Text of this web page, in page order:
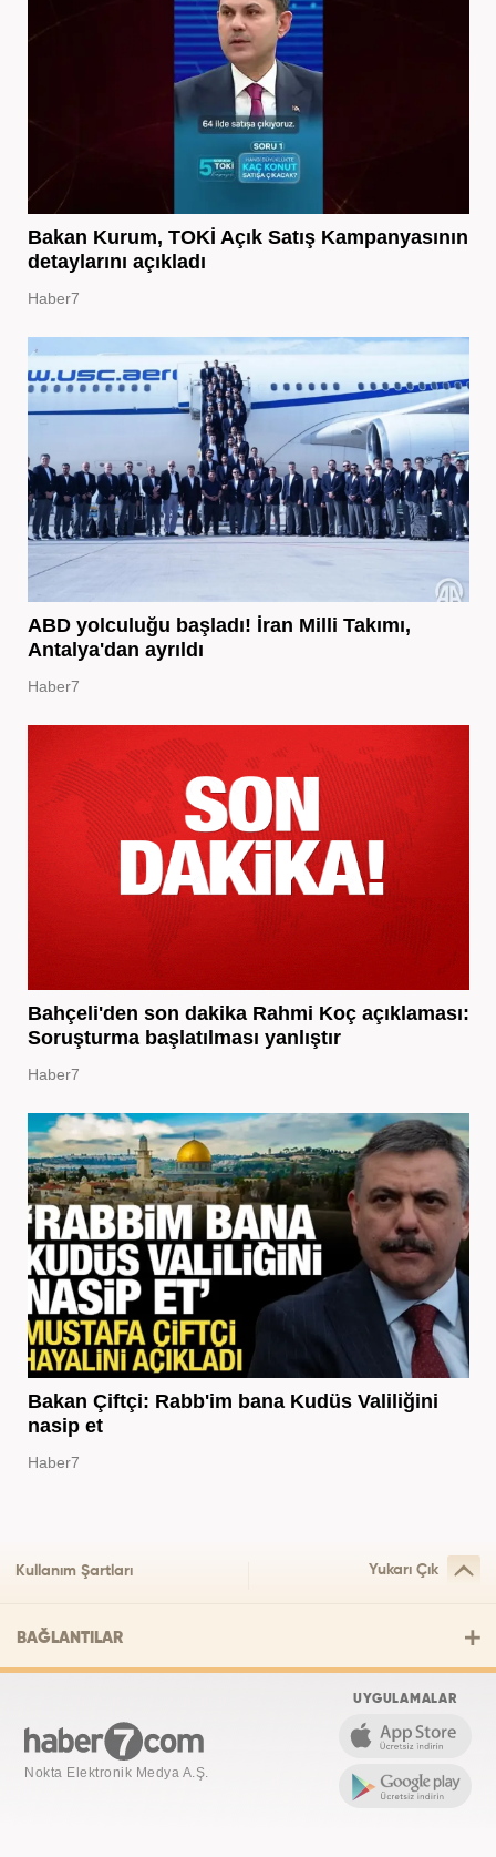
Bakan Kurum, TOKİ Açık Satış Kampanyasının
detaylarını açıkladı
Haber7
ABD yolculuğu başladı! İran Milli Takımı,
Antalya'dan ayrıldı
Haber7
Bahçeli'den son dakika Rahmi Koç açıklaması:
Soruşturma başlatılması yanlıştır
Haber7
Bakan Çiftçi: Rabb'im bana Kudüs Valiliğini
nasip et
Haber7
Kullanım Şartları Yukarı Çık
BAĞLANTILAR
Nokta Elektronik Medya A.Ş.
UYGULAMALAR